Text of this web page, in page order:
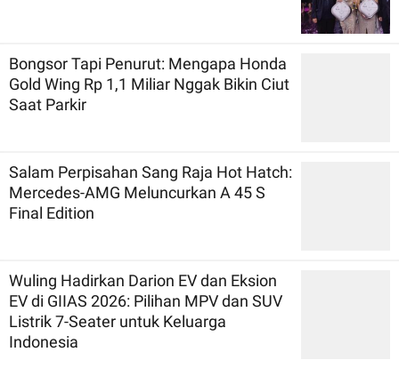
Bongsor Tapi Penurut: Mengapa Honda
Gold Wing Rp 1,1 Miliar Nggak Bikin Ciut
Saat Parkir
Salam Perpisahan Sang Raja Hot Hatch:
Mercedes-AMG Meluncurkan A 45 S
Final Edition
Wuling Hadirkan Darion EV dan Eksion
EV di GIIAS 2026: Pilihan MPV dan SUV
Listrik 7-Seater untuk Keluarga
Indonesia